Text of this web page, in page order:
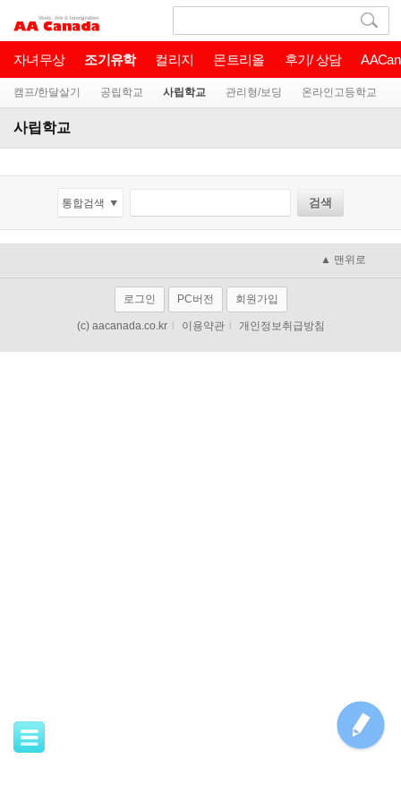
자녀무상 조기유학 컬리지 몬트리올 후기/ 상담
캠프/한달살기 공립학교 사립학교 관리형/보딩 온라인고등학교
사립학교
▲ 맨위로
로그인 PC버전 회원가입
(c) aacanada.co.kr 이용약관 개인정보취급방침